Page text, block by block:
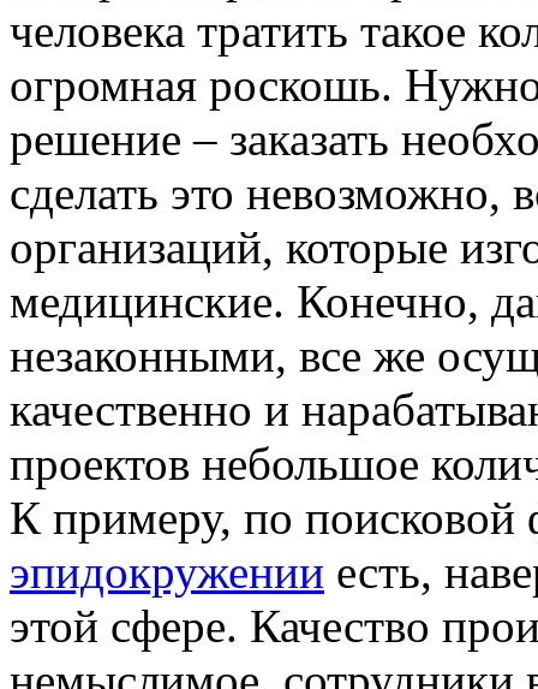
человека тратить такое
огромная роскошь.
решение – заказать
сделать это невозможно,
организаций, которые
медицинские. Конечно,
незаконными, все же
качественно и
проектов небольшое
К примеру, по поисковой
эпидокружении есть,
этой сфере. Качество